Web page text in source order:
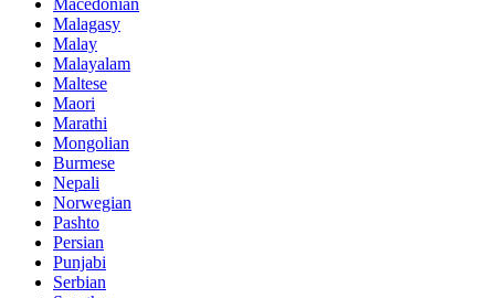
Macedonian
Malagasy
Malay
Malayalam
Maltese
Maori
Marathi
Mongolian
Burmese
Nepali
Norwegian
Pashto
Persian
Punjabi
Serbian